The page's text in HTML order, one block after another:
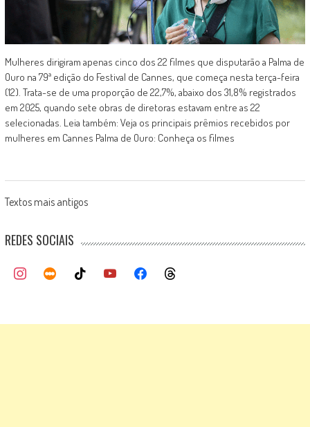
Mulheres dirigiram apenas cinco dos 22 filmes que disputarão a Palma de
Ouro na 79ª edição do Festival de Cannes, que começa nesta terça-feira
(12). Trata-se de uma proporção de 22,7%, abaixo dos 31,8% registrados
em 2025, quando sete obras de diretoras estavam entre as 22
selecionadas. Leia também: Veja os principais prêmios recebidos por
mulheres em Cannes Palma de Ouro: Conheça os filmes
Posts
navigation
Textos mais antigos
REDES SOCIAIS